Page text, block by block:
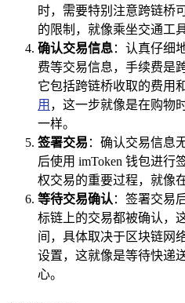
时，需要特别注意跨链桥
的限制，就像乘坐交通工
确认交易信息：认真仔细
费等交易信息，手续费是
它包括跨链桥收取的费用
用 ，这一步就像是在购物
一样。
签署交易 ：确认交易信息
后使用 imToken 钱包进行
权交易的重要过程，就像
等待交易确认 ：签署交易
标链上的交易都被确认，
间，具体取决于区块链网
设置，这就像是等待快递
心。